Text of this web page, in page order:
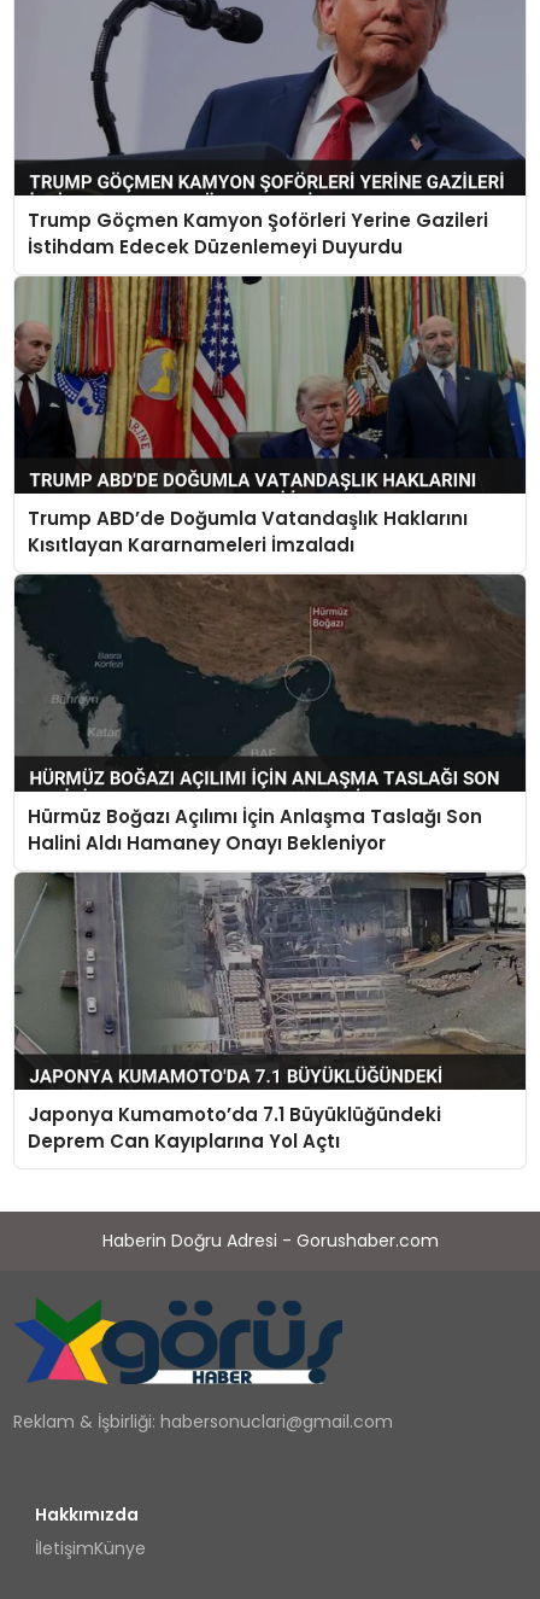
Trump Göçmen Kamyon Şoförleri Yerine Gazileri
İstihdam Edecek Düzenlemeyi Duyurdu
Trump ABD’de Doğumla Vatandaşlık Haklarını
Kısıtlayan Kararnameleri İmzaladı
Hürmüz Boğazı Açılımı İçin Anlaşma Taslağı Son
Halini Aldı Hamaney Onayı Bekleniyor
Japonya Kumamoto’da 7.1 Büyüklüğündeki
Deprem Can Kayıplarına Yol Açtı
Haberin Doğru Adresi - Gorushaber.com
Reklam & İşbirliği:habersonuclari@gmail.com
Hakkımızda
İletişimKünye